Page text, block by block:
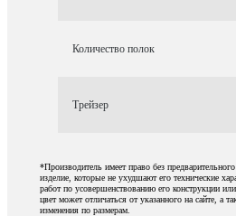
Количество полок
Трейзер
*Производитель имеет право без
изделие, которые не ухудшают его технические
работ по усовершенствованию его конструкции
цвет может отличаться от указанного на сайте, а
изменения по размерам.